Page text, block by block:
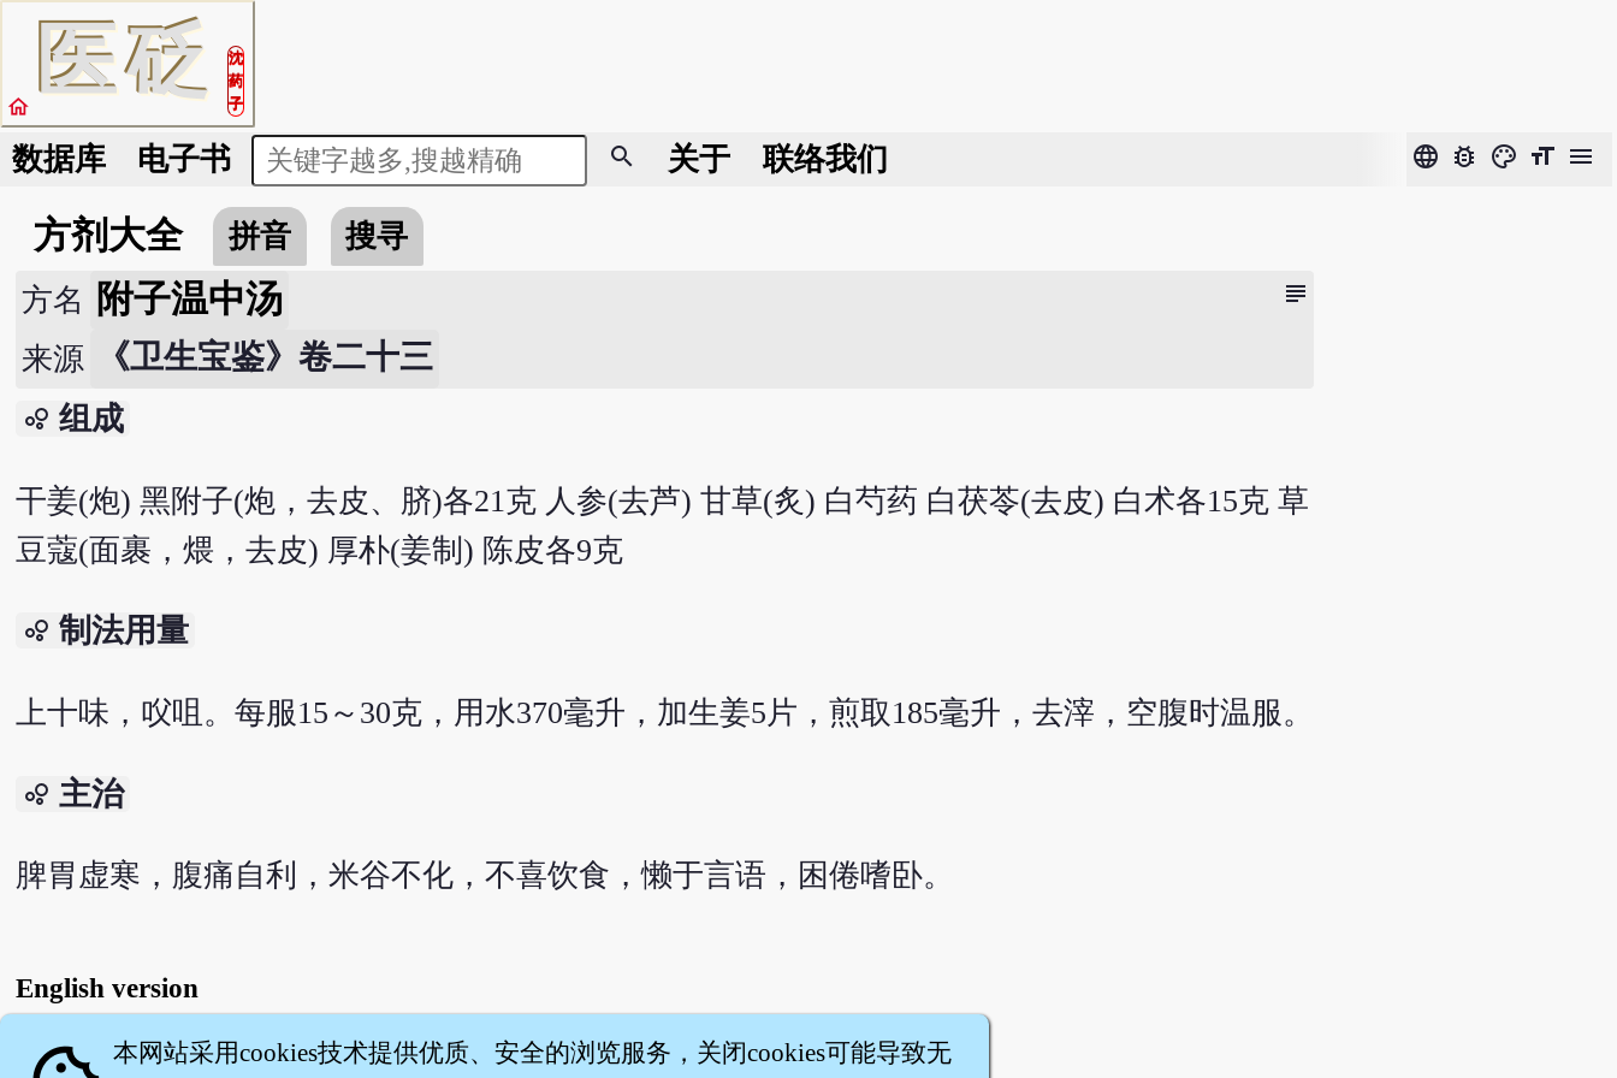
医砭
沈
药
子
home
数据库 电子书 search 关于 联络我们 language bug_report color_lens format_size menu
方剂大全 拼音 搜寻
subject
方名 附子温中汤
来源 《卫生宝鉴》卷二十三
bubble_chart 组成
干姜(炮) 黑附子(炮，去皮、脐)各21克 人参(去芦) 甘草(炙) 白芍药 白茯苓(去皮) 白术各15克 草
豆蔻(面裹，煨，去皮) 厚朴(姜制) 陈皮各9克
bubble_chart 制法用量
上十味，㕮咀。每服15～30克，用水370毫升，加生姜5片，煎取185毫升，去滓，空腹时温服。
bubble_chart 主治
脾胃虚寒，腹痛自利，米谷不化，不喜饮食，懒于言语，困倦嗜卧。
English version
本网站采用cookies技术提供优质、安全的浏览服务，关闭cookies可能导致无